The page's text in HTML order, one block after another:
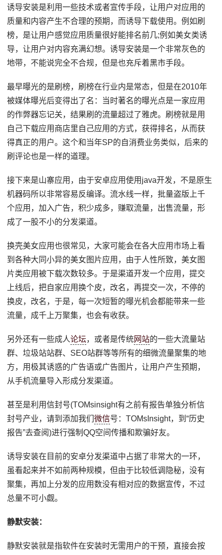
诱导安装是利用一些技术或者宣传手段，让用户对应用的
质量和内容产生不合理的预期，而诱导下载使用。例如刷
榜，是让用户感觉应用质量很好能排名前几;例如美女类诱
导，让用户对内容充满幻想。诱导安装是一个非常灰色的
地带，不能说完全不合规，但是也充斥着黑市手段。
最早曝光的是刷榜，刷榜在行业内是常态，但是在2010年
被媒体曝光后变得出了名：当时著名的曝光点是一家应用
的作弊器忘记关，结果刷的流量超过了雅虎。刷榜就是用
自己下载应用商店里自己应用的方式，获得排名，从而获
得真正的用户。这个和当年SP的自消费业务类似，后来的
刷评论也是一样的道理。
接下来是山寨应用，由于安卓应用使用java开发，不是原生
机器码所以非常容易反编译。流水线一样，批量盗版上千
个应用，加入广告，积少成多，赚取流量，出售流量，形
成了一股不小的分发渠道。
换壳美女应用也很常见，大家可能会在各大应用市场上看
到各种大同小异的美女图片应用，由于人性所致，美女图
片类应用被下载次数较多。于是渠道开发一个应用，提交
上线后，把自家应用换个皮，改名，再提交一次，不停的
换皮，改名，于是，每一次短暂的曝光机会都能带来一些
流量，成千上万聚集，也会有收获。
另外还有一些成人论坛，或者是传统网站的一些大流量站
群、垃圾站站群、SEO站群等等所有的细微流量聚集的地
方，用极其诱惑的广告语或广告图片，让用户产生预期，
从手机流量导入形成分发渠道。
甚至是利用信封号(TOMsinsight有之前有报告单独分析信
封号产业，请到添加我们微信号：TOMsInsight，到“历史
报告”去查阅)进行强制QQ空间传播和欺骗好友。
诱导安装在目前的安卓分发渠道中占据了非常大的一环，
虽看起来并不如前两种规模，但由于比较低调隐秘，没有
聚集，再加上分发的应用数没有相对应的数据宣传，不过
总量不可小觑。
静默安装：
静默安装就是指软件在安装时无需用户的干预，直接会按